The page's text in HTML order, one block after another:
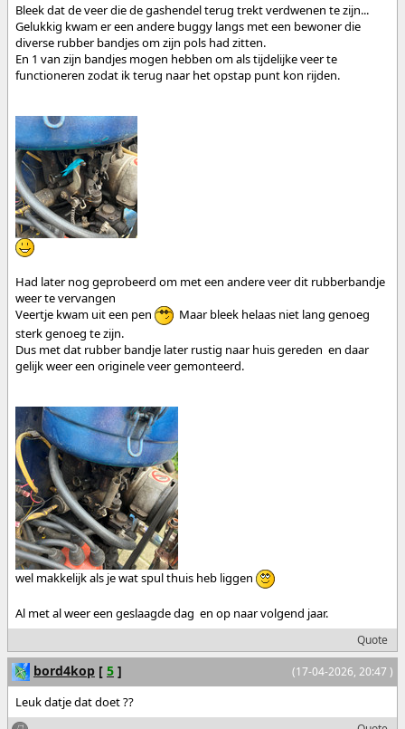
Bleek dat de veer die de gashendel terug trekt verdwenen te zijn...
Gelukkig kwam er een andere buggy langs met een bewoner die
diverse rubber bandjes om zijn pols had zitten.
En 1 van zijn bandjes mogen hebben om als tijdelijke veer te
functioneren zodat ik terug naar het opstap punt kon rijden.
Had later nog geprobeerd om met een andere veer dit rubberbandje
weer te vervangen
Veertje kwam uit een pen
Maar bleek helaas niet lang genoeg
sterk genoeg te zijn.
Dus met dat rubber bandje later rustig naar huis gereden en daar
gelijk weer een originele veer gemonteerd.
wel makkelijk als je wat spul thuis heb liggen
Al met al weer een geslaagde dag en op naar volgend jaar.
Quote
(17-04-2026, 20:47 )
bord4kop [ 5 ]
Leuk datje dat doet ??